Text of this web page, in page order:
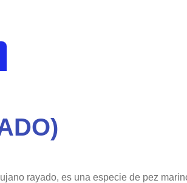
rayado, es una especie de pez